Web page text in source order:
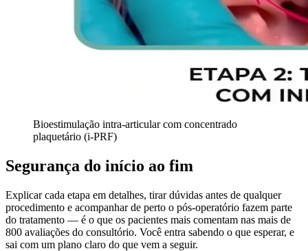
Bioestimulação intra-articular com concentrado
plaquetário (i-PRF)
Segurança do início ao fim
Explicar cada etapa em detalhes, tirar dúvidas antes de qualquer
procedimento e acompanhar de perto o pós-operatório fazem parte
do tratamento — é o que os pacientes mais comentam nas mais de
800 avaliações do consultório. Você entra sabendo o que esperar, e
sai com um plano claro do que vem a seguir.